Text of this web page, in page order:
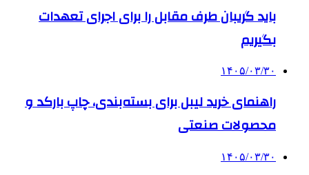
باید گریبان طرف مقابل را برای اجرای تعهدات
بگیریم
۱۴۰۵/۰۳/۳۰
راهنمای خرید لیبل برای بسته‌بندی، چاپ بارکد و
محصولات صنعتی
۱۴۰۵/۰۳/۳۰